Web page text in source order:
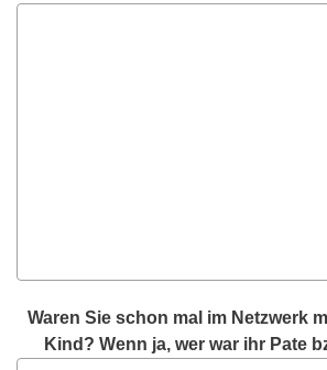
Waren Sie schon mal im Netzwerk
Kind? Wenn ja, wer war ihr Pate